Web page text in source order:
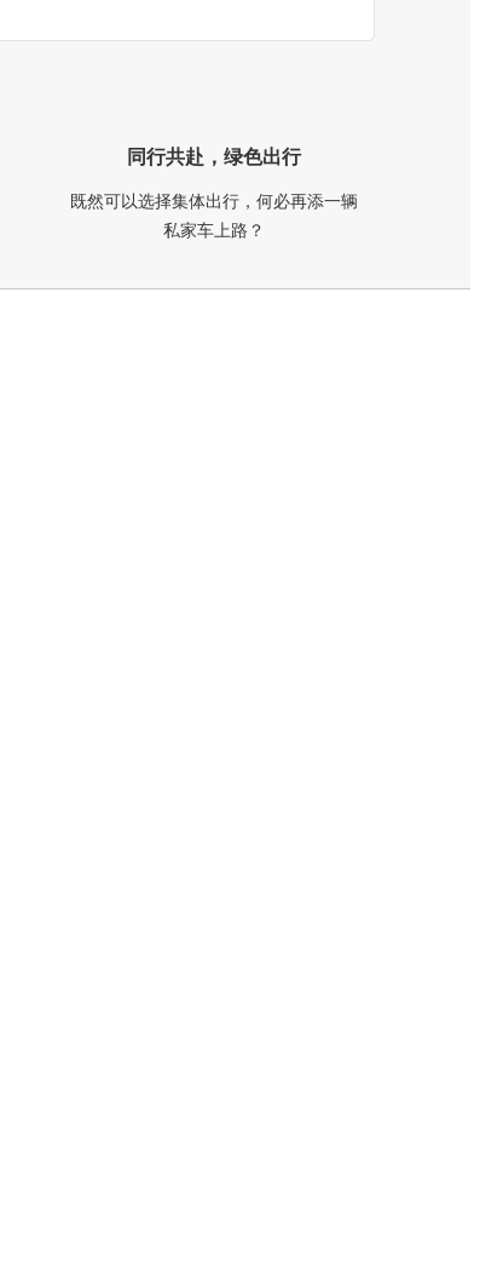
同行共赴，绿色出行
既然可以选择集体出行，何必再添一辆
私家车上路？